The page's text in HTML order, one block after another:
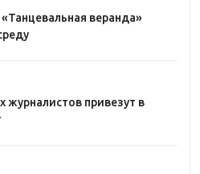
веранда»
журналистов привезут в